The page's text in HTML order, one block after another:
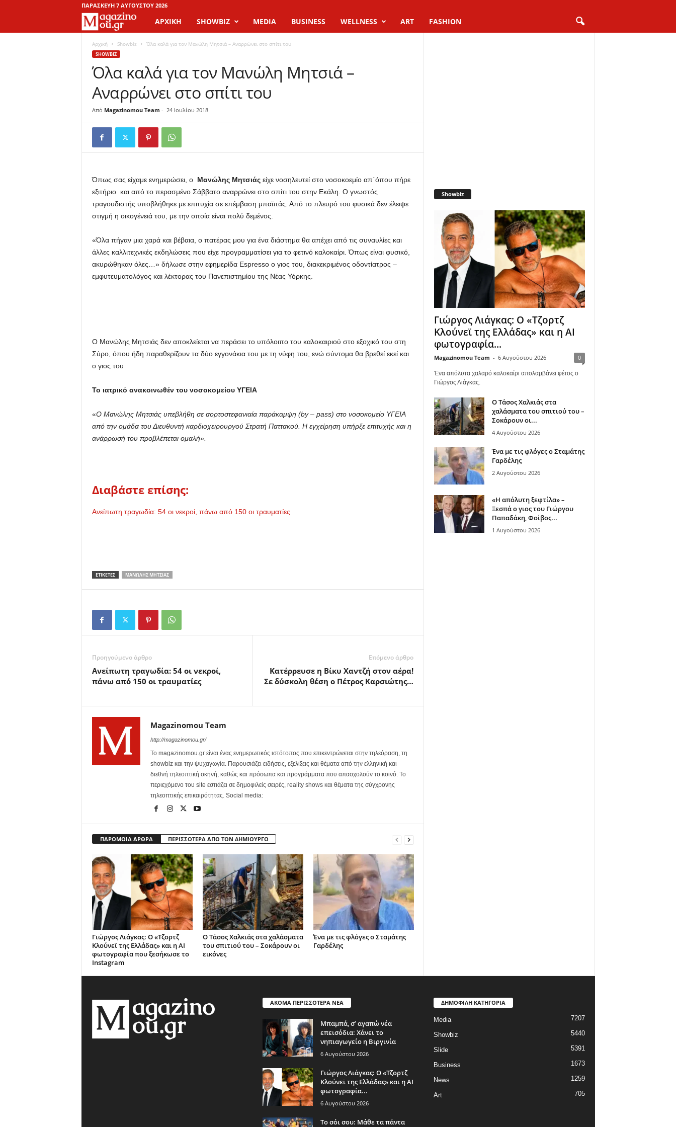
ΠΑΡΑΣΚΕΥΉ 7 ΑΥΓΟΎΣΤΟΥ 2026
a
g
z
n
o
u
ΑΡΧΙΚΉ SHOWBIZ MEDIA BUSINESS WELLNESS ART FASHION
Αρχική Showbiz Όλα καλά για τον Μανώλη Μητσιά – Αναρρώνει στο σπίτι του
SHOWBIZ
Όλα καλά για τον Μανώλη Μητσιά –
Αναρρώνει στο σπίτι του
Από Magazinomou Team - 24 Ιουλίου 2018
Όπως σας είχαμε ενημερώσει, ο Μανώλης Μητσιάςείχε νοσηλευτεί στο νοσοκοεμίο απ΄όπου πήρε
εξιτήριο και από το περασμένο Σάββατο αναρρώνει στο σπίτι του στην Εκάλη. Ο γνωστός
τραγουδιστής υποβλήθηκε με επιτυχία σε επέμβαση μπαϊπάς. Από το πλευρό του φυσικά δεν έλειψε
στιγμή η οικογένειά του, με την οποία είναι πολύ δεμένος.
«Όλα πήγαν μια χαρά και βέβαια, ο πατέρας μου για ένα διάστημα θα απέχει από τις συναυλίες και
άλλες καλλιτεχνικές εκδηλώσεις που είχε προγραμματίσει για το φετινό καλοκαίρι. Όπως είναι φυσικό,
ακυρώθηκαν όλες…» δήλωσε στην εφημερίδα Espresso ο γιος του, διακεκριμένος οδοντίατρος –
εμφυτευματολόγος και λέκτορας του Πανεπιστημίου της Νέας Υόρκης.
Ο Μανώλης Μητσιάς δεν αποκλείεται να περάσει το υπόλοιπο του καλοκαιριού στο εξοχικό του στη
Σύρο, όπου ήδη παραθερίζουν τα δύο εγγονάκια του με τη νύφη του, ενώ σύντομα θα βρεθεί εκεί και
ο γιος του
Το ιατρικό ανακοινωθέν του νοσοκομείου ΥΓΕΙΑ
«Ο Μανώλης Μητσιάς υπεβλήθη σε αορτοστεφανιαία παράκαμψη (by – pass) στο νοσοκομείο ΥΓΕΙΑ
από την ομάδα του Διευθυντή καρδιοχειρουργού Στρατή Παττακού. Η εγχείρηση υπήρξε επιτυχής και η
ανάρρωσή του προβλέπεται ομαλή».
Διαβάστε επίσης:
Ανείπωτη τραγωδία: 54 οι νεκροί, πάνω από 150 οι τραυματίες
ΕΤΙΚΕΤΕΣ ΜΑΝΏΛΗΣ ΜΗΤΣΙΆΣ
Προηγούμενο άρθρο
Ανείπωτη τραγωδία: 54 οι νεκροί,
πάνω από 150 οι τραυματίες
Επόμενο άρθρο
Κατέρρευσε η Βίκυ Χαντζή στον αέρα!
Σε δύσκολη θέση ο Πέτρος Καρσιώτης…
Magazinomou Team
http://magazinomou.gr/
Το magazinomou.gr είναι ένας ενημερωτικός ιστότοπος που επικεντρώνεται στην τηλεόραση, τη
showbiz και την ψυχαγωγία. Παρουσιάζει ειδήσεις, εξελίξεις και θέματα από την ελληνική και
διεθνή τηλεοπτική σκηνή, καθώς και πρόσωπα και προγράμματα που απασχολούν το κοινό. Το
περιεχόμενο του site εστιάζει σε δημοφιλείς σειρές, reality shows και θέματα της σύγχρονης
τηλεοπτικής επικαιρότητας. Social media:
ΠΑΡΟΜΟΙΑ ΑΡΘΡΑ ΠΕΡΙΣΣΟΤΕΡΑ ΑΠΟ ΤΟΝ ΔΗΜΙΟΥΡΓΟ
Γιώργος Λιάγκας: Ο «Τζορτζ
Κλούνεϊ της Ελλάδας» και η AI
φωτογραφία που ξεσήκωσε το
Instagram
Ο Τάσος Χαλκιάς στα χαλάσματα
του σπιτιού του – Σοκάρουν οι
εικόνες
Ένα με τις φλόγες ο Σταμάτης
Γαρδέλης
Showbiz
Γιώργος Λιάγκας: Ο «Τζορτζ
Κλούνεϊ της Ελλάδας» και η AI
φωτογραφία...
Magazinomou Team - 6 Αυγούστου 2026 0
Ένα απόλυτα χαλαρό καλοκαίρι απολαμβάνει φέτος ο
Γιώργος Λιάγκας.
Ο Τάσος Χαλκιάς στα
χαλάσματα του σπιτιού του –
Σοκάρουν οι...
4 Αυγούστου 2026
Ένα με τις φλόγες ο Σταμάτης
Γαρδέλης
2 Αυγούστου 2026
«Η απόλυτη ξεφτίλα» –
Ξεσπά ο γιος του Γιώργου
Παπαδάκη, Φοίβος...
1 Αυγούστου 2026
ΑΚΟΜΑ ΠΕΡΙΣΣΟΤΕΡΑ ΝΕΑ
Μπαμπά, σ’ αγαπώ νέα
επεισόδια: Χάνει το
νηπιαγωγείο η Βιργινία
6 Αυγούστου 2026
Γιώργος Λιάγκας: Ο «Τζορτζ
Κλούνεϊ της Ελλάδας» και η AI
φωτογραφία...
6 Αυγούστου 2026
Το σόι σου: Μάθε τα πάντα
ΔΗΜΟΦΙΛΗ ΚΑΤΗΓΟΡΙΑ
Media 7207
Showbiz 5440
Slide 5391
Business 1673
News 1259
Art 705